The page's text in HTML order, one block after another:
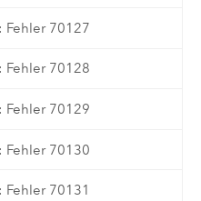
Fehler 70127
Fehler 70128
Fehler 70129
Fehler 70130
Fehler 70131